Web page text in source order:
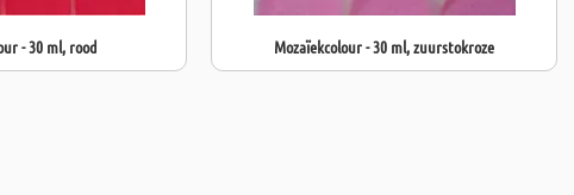
- 30 ml, rood Mozaïekcolour - 30 ml, zuurstokroze